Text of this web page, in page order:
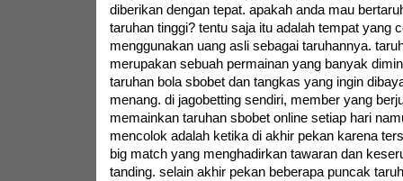
diberikan dengan tepat. apakah anda mau
taruhan tinggi? tentu saja itu adalah tempat yang
menggunakan uang asli sebagai taruhannya.
merupakan sebuah permainan yang banyak
taruhan bola sbobet dan tangkas yang ingin
menang. di jagobetting sendiri, member yang
memainkan taruhan sbobet online setiap hari
mencolok adalah ketika di akhir pekan karena
big match yang menghadirkan tawaran dan
tanding. selain akhir pekan beberapa puncak